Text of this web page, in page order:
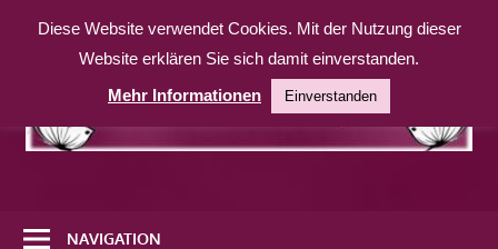
Inhalt
weitereNAVIGATION
Diese Website verwendet Cookies. Mit der Nutzung dieser
Website erklären Sie sich damit einverstanden.
Mehr Informationen
Einverstanden